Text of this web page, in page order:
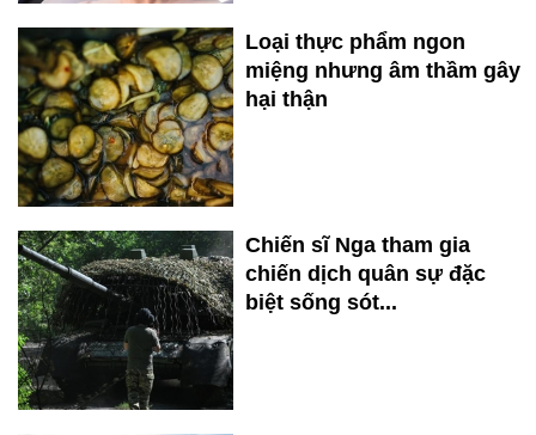
Loại thực phẩm ngon
miệng nhưng âm thầm gây
hại thận
Chiến sĩ Nga tham gia
chiến dịch quân sự đặc
biệt sống sót...